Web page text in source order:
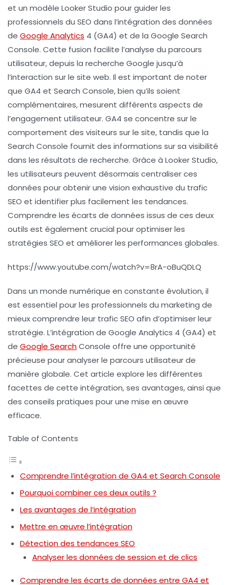
et un modèle Looker Studio pour guider les
professionnels du SEO dans l’intégration des données
de Google Analytics 4 (GA4) et de la Google Search
Console. Cette fusion facilite l’analyse du parcours
utilisateur, depuis la recherche Google jusqu’à
l’interaction sur le site web. Il est important de noter
que GA4 et Search Console, bien qu’ils soient
complémentaires, mesurent différents aspects de
l’engagement utilisateur. GA4 se concentre sur le
comportement des visiteurs sur le site, tandis que la
Search Console fournit des informations sur sa visibilité
dans les résultats de recherche. Grâce à Looker Studio,
les utilisateurs peuvent désormais centraliser ces
données pour obtenir une vision exhaustive du trafic
SEO et identifier plus facilement les tendances.
Comprendre les écarts de données issus de ces deux
outils est également crucial pour optimiser les
stratégies SEO et améliorer les performances globales.
https://www.youtube.com/watch?v=8rA-oBuQDLQ
Dans un monde numérique en constante évolution, il
est essentiel pour les professionnels du marketing de
mieux comprendre leur trafic SEO afin d’optimiser leur
stratégie. L’intégration de Google Analytics 4 (GA4) et
de Google SearchConsole offre une opportunité
précieuse pour analyser le parcours utilisateur de
manière globale. Cet article explore les différentes
facettes de cette intégration, ses avantages, ainsi que
des conseils pratiques pour une mise en œuvre
efficace.
Table of Contents
Comprendre l’intégration de GA4 et Search Console
Pourquoi combiner ces deux outils ?
Les avantages de l’intégration
Mettre en œuvre l’intégration
Détection des tendances SEO
Analyser les données de session et de clics
Comprendre les écarts de données entre GA4 et